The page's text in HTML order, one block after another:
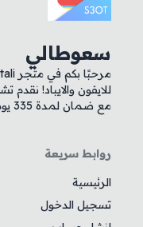
سعوطالي
للايفون والايباد!
مع ضمان لمدة 335 يوم.
روابط سريعة
الرئيسية
تسجيل الدخول